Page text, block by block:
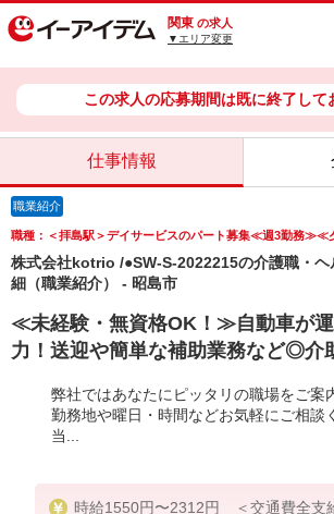
関東 の求人
▼エリア変更
この求人の応募期間は既に終了して
仕事情報
職業紹介
職種：＜拝島駅＞デイサービスのパート募集≪週3勤務≫≪
株式会社kotrio /●SW-S-2022215の介護職・ヘ
細（職業紹介） - 昭島市
≪未経験・無資格OK！≫自動車が
力！送迎や簡単な補助業務など◎介
弊社ではあなたにピッタリの職場をご案
勤務地や曜日・時間などお気軽にご相談
当...
時給1550円〜2312円 ＜交通費全支